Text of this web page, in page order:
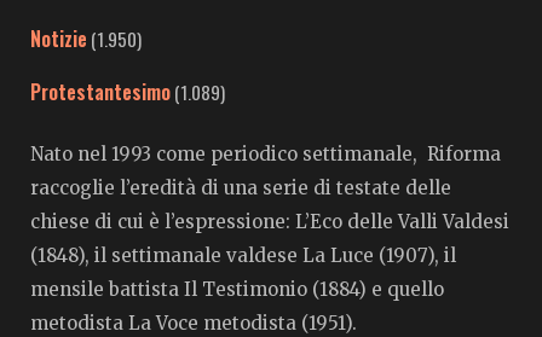
Notizie (1.950)
Protestantesimo(1.089)
Nato nel 1993 come periodico settimanale, Riforma
raccoglie l’eredità di una serie di testate delle
chiese di cui è l’espressione: L’Eco delle Valli Valdesi
(1848), il settimanale valdese La Luce (1907), il
mensile battista Il Testimonio (1884) e quello
metodista La Voce metodista (1951).